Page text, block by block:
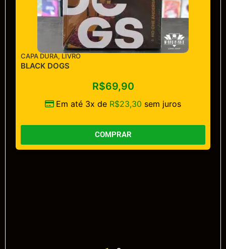
CAPA DURA, LIVRO
BLACK DOGS
R$69,90
Em até 3x de R$23,30 sem juros
COMPRAR